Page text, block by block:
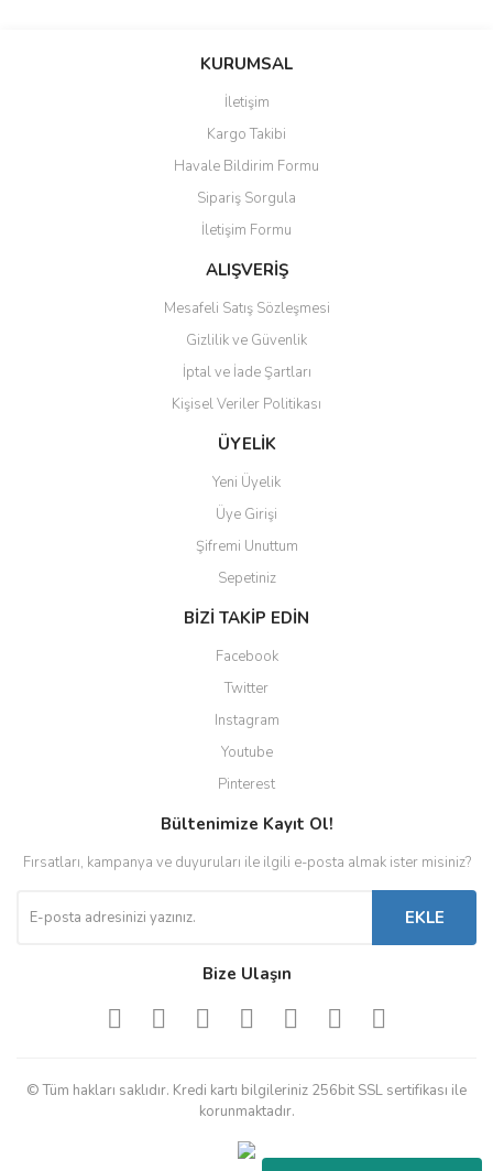
Bu ürüne ilk yorumu siz yapın!
Ürün resmi kalitesiz, bozuk veya görüntülenemiyor.
Ürün açıklamasında eksik bilgiler bulunuyor.
Ürün bilgilerinde hatalar bulunuyor.
Ürün fiyatı diğer sitelerden daha pahalı.
Bu ürüne benzer farklı alternatifler olmalı.
Gönder
KURUMSAL
İletişim
Kargo Takibi
Havale Bildirim Formu
Sipariş Sorgula
İletişim Formu
ALIŞVERİŞ
Mesafeli Satış Sözleşmesi
Gizlilik ve Güvenlik
İptal ve İade Şartları
Kişisel Veriler Politikası
ÜYELİK
Yeni Üyelik
Üye Girişi
Şifremi Unuttum
Sepetiniz
BİZİ TAKİP EDİN
Facebook
Twitter
Instagram
Youtube
Pinterest
Bültenimize Kayıt Ol!
Fırsatları, kampanya ve duyuruları ile ilgili e-posta almak ister misiniz?
EKLE
Bize Ulaşın
© Tüm hakları saklıdır. Kredi kartı bilgileriniz 256bit SSL sertifikası ile
korunmaktadır.